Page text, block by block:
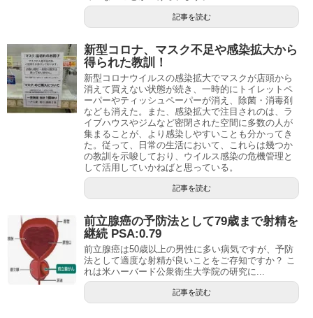
記事を読む
新型コロナ、マスク不足や感染拡大から
得られた教訓！
新型コロナウイルスの感染拡大でマスクが店頭から
消えて買えない状態が続き、一時的にトイレットペ
ーパーやティッシュペーパーが消え、除菌・消毒剤
なども消えた。また、感染拡大で注目されのは、ラ
イブハウスやジムなど密閉された空間に多数の人が
集まることが、より感染しやすいことも分かってき
た。従って、日常の生活において、これらは幾つか
の教訓を示唆しており、ウイルス感染の危機管理と
して活用していかねばと思っている。
記事を読む
前立腺癌の予防法として79歳まで射精を
継続 PSA:0.79
前立腺癌は50歳以上の男性に多い病気ですが、予防
法として適度な射精が良いことをご存知ですか？ こ
れは米ハーバード公衆衛生大学院の研究に...
記事を読む